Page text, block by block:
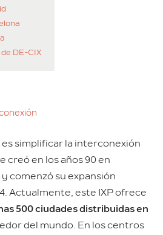
DE-CIX
es simplificar la interconexión
creó en los años 90 en
comenzó su expansión
Actualmente, este IXP ofrece
500 ciudades distribuidas en
del mundo. En los centros